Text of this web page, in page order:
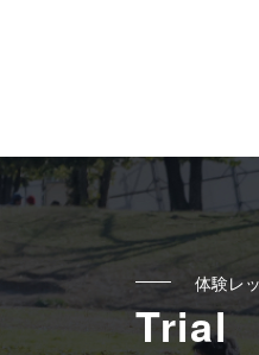
体験レ
Trial